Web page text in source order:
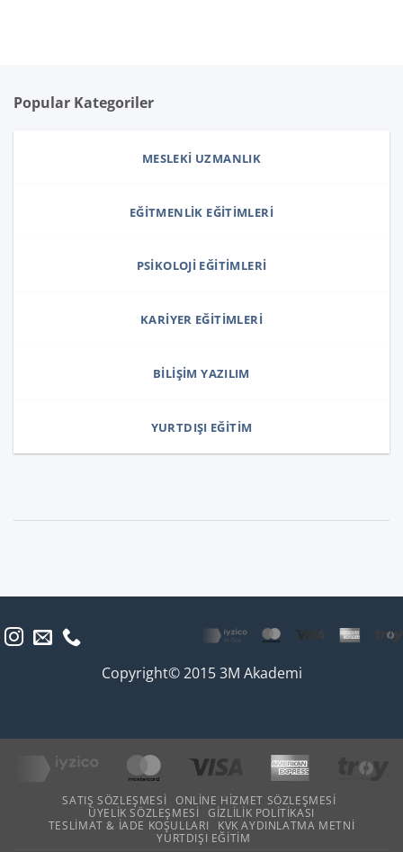
Popular Kategoriler
MESLEKI UZMANLIK
EĞITMENLIK EĞITIMLERI
PSIKOLOJI EĞITIMLERI
KARIYER EĞITIMLERI
BILIŞIM YAZILIM
YURTDIŞI EĞITIM
Copyright© 2015 3M Akademi
SATIŞ SÖZLEŞMESI
ONLINE HIZMET SÖZLEŞMESI
ÜYELIK SÖZLEŞMESI
GIZLILIK POLITIKASI
TESLIMAT & İADE KOŞULLARI
KVK AYDINLATMA METNI
YURTDIŞI EĞITIM